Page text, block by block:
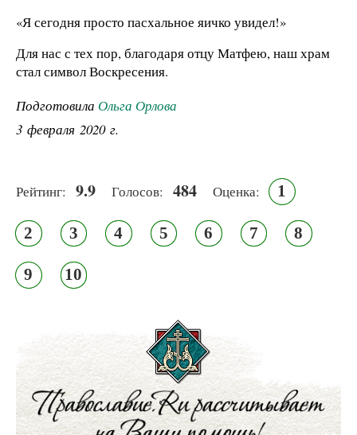
«Я сегодня просто пасхальное яичко увидел!»
Для нас с тех пор, благодаря отцу Матфею, наш храм
стал символ Воскресения.
Подготовила Ольга Орлова
3 февраля 2020 г.
Рейтинг: 9.9 Голосов: 484 Оценка: 1
2 3 4 5 6 7 8
9 10